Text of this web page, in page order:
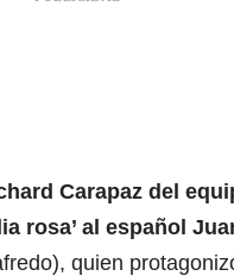
Carapaz del
rosa’ al español
quien